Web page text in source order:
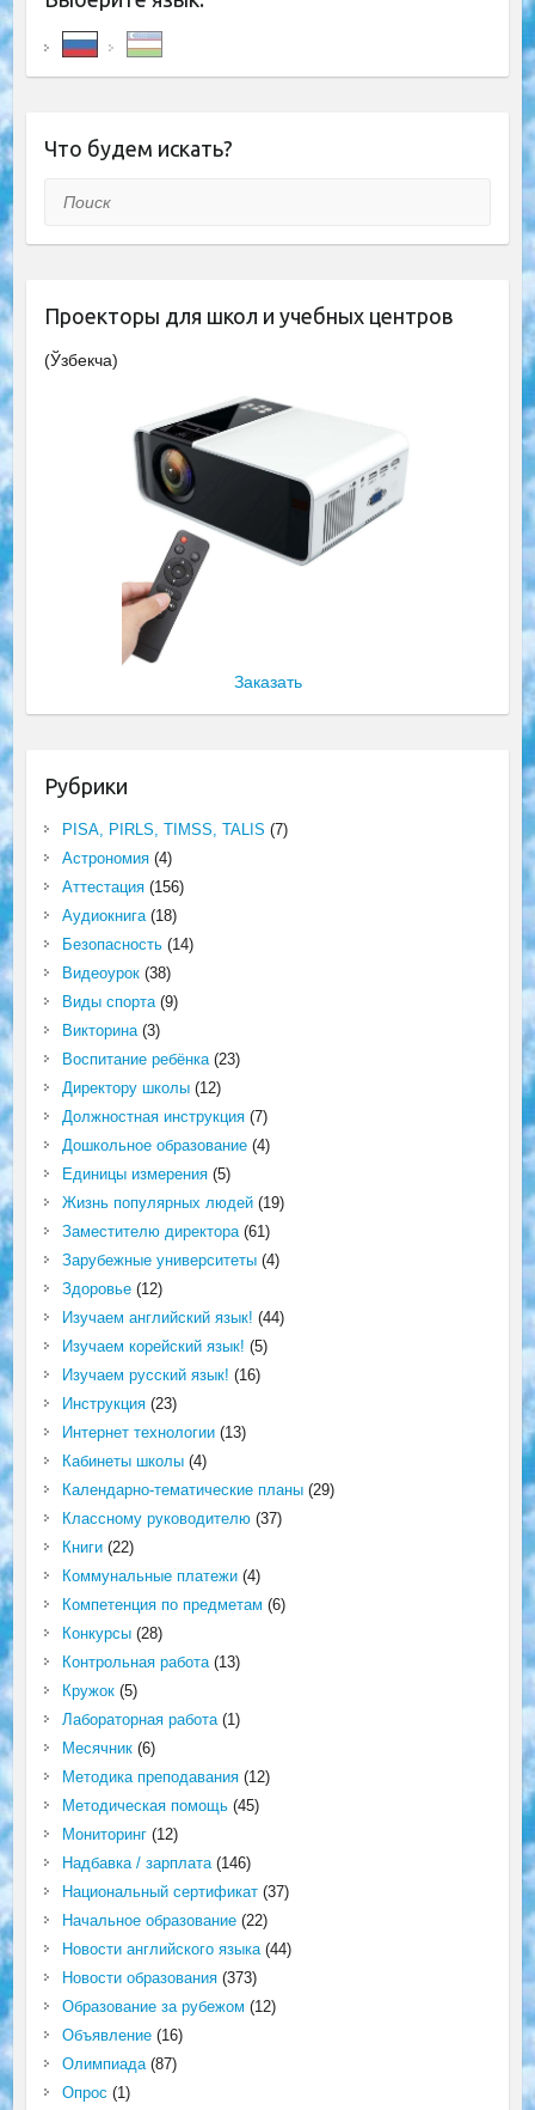
Что будем искать?
Поиск
Проекторы для школ и учебных центров
(Ўзбекча)
Заказать
Рубрики
PISA, PIRLS, TIMSS, TALIS (7)
Астрономия(4)
Аттестация(156)
Аудиокнига(18)
Безопасность(14)
Видеоурок(38)
Виды спорта(9)
Викторина(3)
Воспитание ребёнка(23)
Директору школы(12)
Должностная инструкция(7)
Дошкольное образование(4)
Единицы измерения(5)
Жизнь популярных людей(19)
Заместителю директора(61)
Зарубежные университеты(4)
Здоровье(12)
Изучаем английский язык! (44)
Изучаем корейский язык! (5)
Изучаем русский язык! (16)
Инструкция(23)
Интернет технологии(13)
Кабинеты школы(4)
Календарно-тематические планы(29)
Классному руководителю(37)
Книги(22)
Коммунальные платежи(4)
Компетенция по предметам (6)
Конкурсы(28)
Контрольная работа(13)
Кружок(5)
Лабораторная работа(1)
Месячник(6)
Методика преподавания(12)
Методическая помощь(45)
Мониторинг(12)
Надбавка / зарплата(146)
Национальный сертификат(37)
Начальное образование(22)
Новости английского языка(44)
Новости образования(373)
Образование за рубежом (12)
Объявление(16)
Олимпиада(87)
Опрос (1)